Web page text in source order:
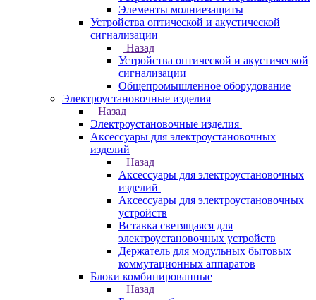
Элементы молниезащиты
Устройства оптической и акустической
сигнализации
Назад
Устройства оптической и акустической
сигнализации
Общепромышленное оборудование
Электроустановочные изделия
Назад
Электроустановочные изделия
Аксессуары для электроустановочных
изделий
Назад
Аксессуары для электроустановочных
изделий
Аксессуары для электроустановочных
устройств
Вставка светящаяся для
электроустановочных устройств
Держатель для модульных бытовых
коммутационных аппаратов
Блоки комбинированные
Назад